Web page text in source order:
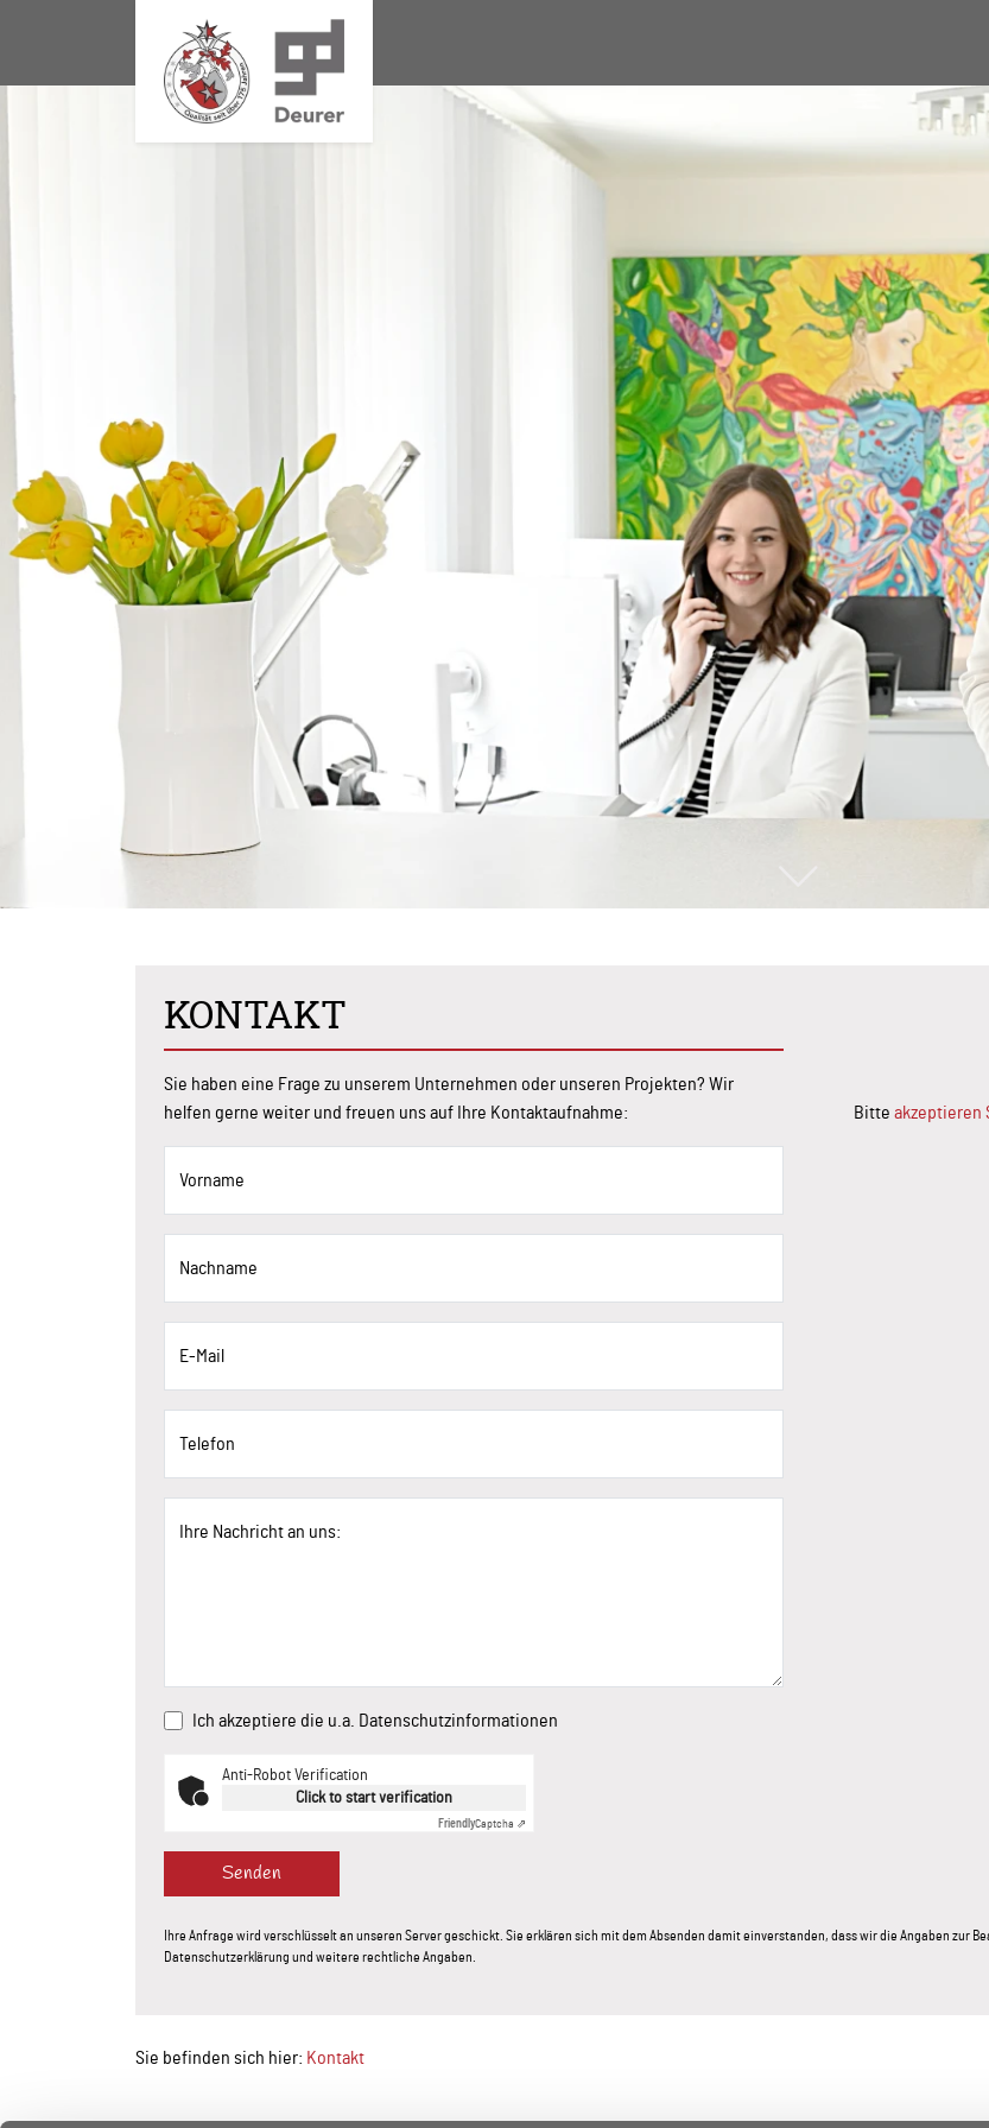
KONTAKT
Sie haben eine Frage zu unserem Unternehmen oder unseren Projekten? Wir
helfen gerne weiter und freuen uns auf Ihre Kontaktaufnahme:
Vorname
Nachname
E-Mail
Telefon
Ihre Nachricht an uns:
Ich akzeptiere die u.a. Datenschutzinformationen
Anti-Robot Verification
Click to start verification
FriendlyCaptcha ⇗
Senden
Bitte akzeptieren
Ihre Anfrage wird verschlüsselt an unseren Server geschickt. Sie erklären sich mit dem Absenden damit einverstanden, dass wir die Angaben zur
Datenschutzerklärung und weitere rechtliche Angaben.
Sie befinden sich hier: Kontakt